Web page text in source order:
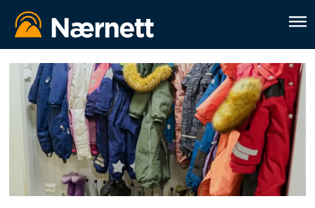
Tag:
barnehage